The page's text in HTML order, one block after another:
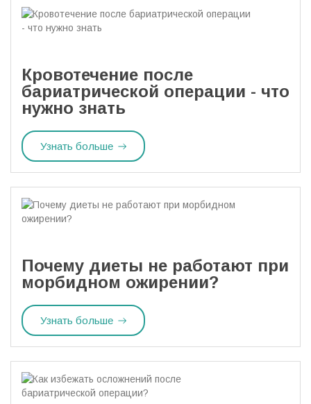
Кровотечение после
бариатрической операции - что
нужно знать
Узнать больше
Почему диеты не работают при
морбидном ожирении?
Узнать больше